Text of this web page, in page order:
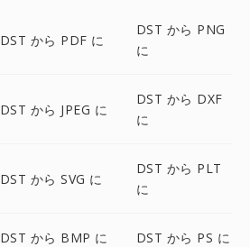
DST から PDF に
DST から PNG
に
DST から JPEG に
DST から DXF
に
DST から SVG に
DST から PLT
に
DST から BMP に DST から PS に